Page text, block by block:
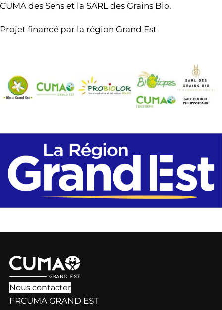
CUMA des Sens et la SARL des Grains Bio.
Projet financé par la région Grand Est
Nous contacter
FRCUMA GRAND EST